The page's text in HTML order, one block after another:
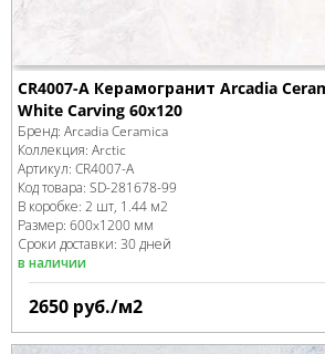
CR4007-A Керамогранит Arcadia
White Carving 60x120
Бренд: Arcadia Ceramica
Коллекция: Arctic
Артикул: CR4007-A
Код товара: SD-281678-99
В коробке: 2 шт, 1.44 м2
Размер: 600x1200 мм
Сроки доставки: 30 дней
в наличии
2650 руб./м2